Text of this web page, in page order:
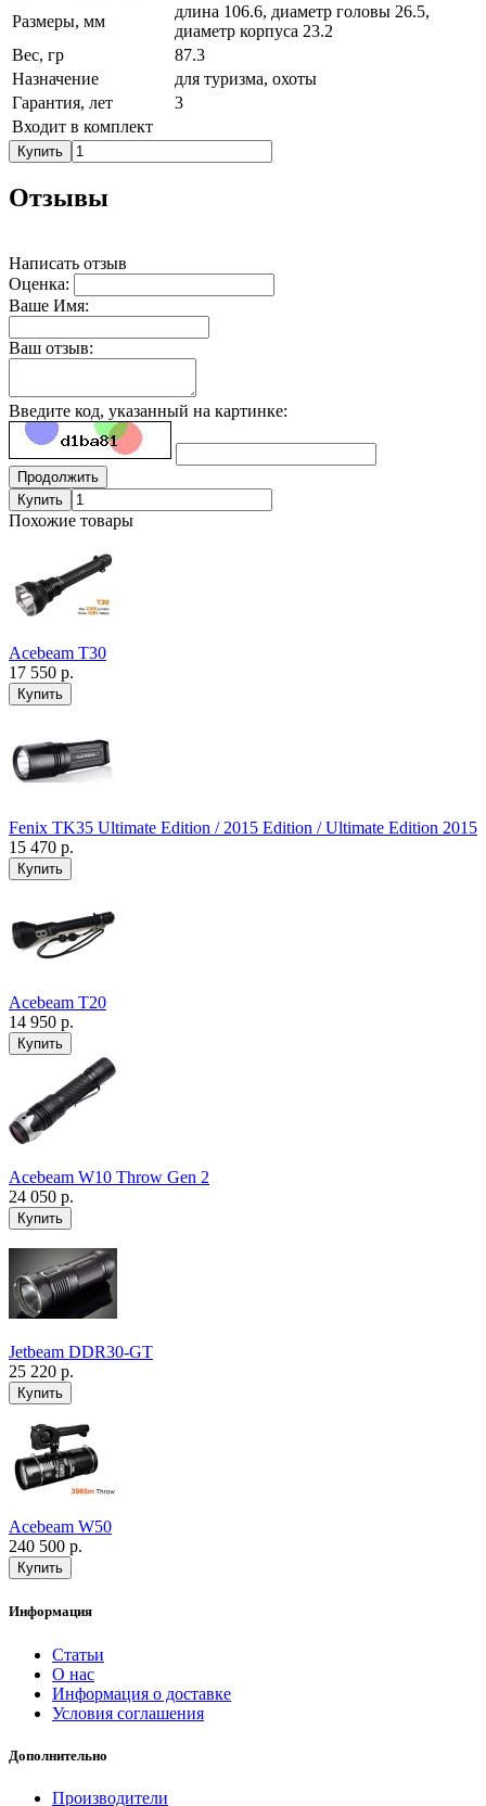
Размеры, мм
длина 106.6, диаметр головы 26.5,
диаметр корпуса 23.2
Вес, гр
87.3
Назначение
для туризма, охоты
Гарантия, лет
3
Входит в комплект
Купить
Отзывы
Написать отзыв
Оценка:
Ваше Имя:
Ваш отзыв:
Введите код, указанный на картинке:
Продолжить
Купить
Похожие товары
Acebeam T30
17 550 р.
Fenix TK35 Ultimate Edition / 2015 Edition / Ultimate Edition 2015
15 470 р.
Acebeam T20
14 950 р.
Acebeam W10 Throw Gen 2
24 050 р.
Jetbeam DDR30-GT
25 220 р.
Acebeam W50
240 500 р.
Информация
Статьи
О нас
Информация о доставке
Условия соглашения
Дополнительно
Производители